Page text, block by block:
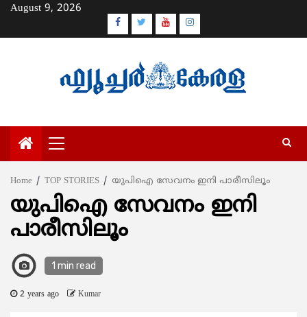
Skip
content
August 9, 2026
Facebook
TwitterYoutubeInstagram
Primary
Menu
Home TOP STORIES യുപിഐ സേവനം ഇനി പാരീസിലൂം
യുപിഐ സേവനം ഇനി
പാരീസിലൂം
1 min read
2 years ago Kumar